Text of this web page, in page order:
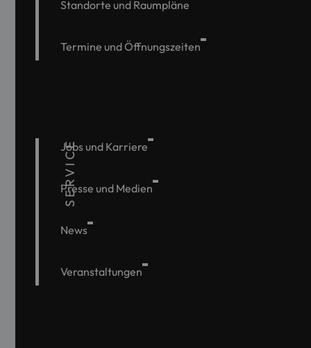
Standorte und Raumpläne
Termine und Öffnungszeiten
SERVICE
Jobs und Karriere
Presse und Medien
News
Veranstaltungen